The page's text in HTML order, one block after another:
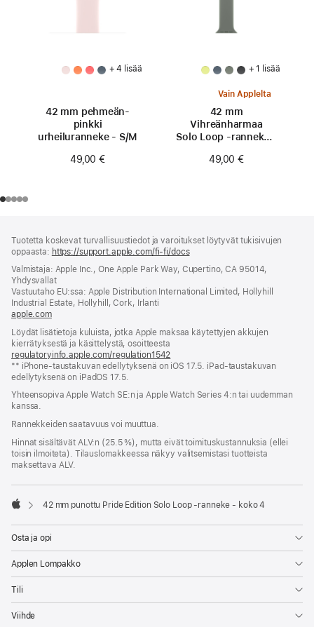
+ 4 lisää
42 mm pehmeän­
pinkki
urheiluranneke - S/M
49,00 €
+ 1 lisää
Vain Applelta
42 mm
Vihreänharmaa
Solo Loop ‑ranneke -
49,00 €
Tuotetta koskevat turvallisuustiedot ja varoitukset löytyvät tukisivujen
oppaasta: https://support.apple.com/fi-fi/docs(avautuu
ikkunaan)
Valmistaja: Apple Inc., One Apple Park Way, Cupertino, CA 95014,
Yhdysvallat
Vastuutaho EU:ssa: Apple Distribution International Limited, Hollyhill
Industrial Estate, Hollyhill, Cork, Irlanti
apple.com(avautuu
ikkunaan)
Löydät lisätietoja kuluista, jotka Apple maksaa käytettyjen akkujen
kierrätyksestä ja käsittelystä, osoitteesta
regulatoryinfo.apple.com/regulation1542
uuteen
** iPhone-taustakuvan edellytyksenä on iOS 17.5. iPad-taustakuvan
edellytyksenä on iPadOS 17.5.
Yhteensopiva Apple Watch SE:n ja Apple Watch Series 4:n tai uudemman
kanssa.
Rannekkeiden saatavuus voi muuttua.
Hinnat sisältävät ALV:n (25.5 %), mutta eivät toimitus­kustannuksia (ellei
toisin ilmoiteta). Tilauslomakkeessa näkyy valitsemistasi tuotteista
maksettava ALV.
42 mm punottu Pride Edition Solo Loop ‑ranneke - koko 4
Osta ja opi
Applen Lompakko
Tili
Viihde